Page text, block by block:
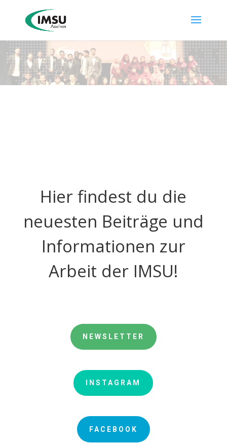
Hier findest du die
neuesten Beiträge und
Informationen zur
Arbeit der IMSU!
NEWSLETTER
INSTAGRAM
FACEBOOK